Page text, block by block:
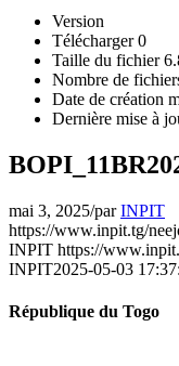
Version
Télécharger0
Taille du fichier
Nombre de
Date de création
Dernière mise à
mai 3, 2025/parINPIT
https://www.inpit.tg/
INPIT https://
INPIT2025-05-03
République du Togo